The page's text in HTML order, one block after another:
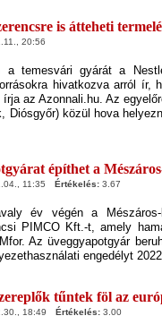
is átteheti
20:56
a temesvári gyárát a
hivatkozva arról ír,
az Azonnali.hu. Az
Diósgyőr) közül hova
építhet a
11:35 Értékelés:3.67
év végén a Mészáros-
PIMCO Kft.-t, amely
Az üveggyapotgyár
engedélyt
tűntek föl az
18:49 Értékelés:3.00